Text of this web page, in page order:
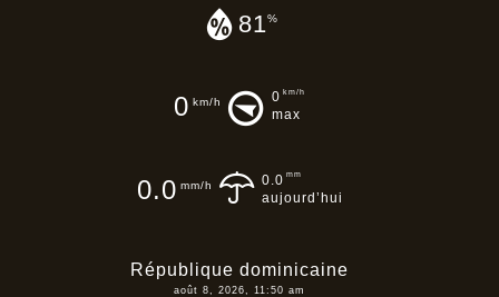
81%
0 km/h 0 km/h
max
0.0 mm/h 0.0 mm
aujourd’hui
République dominicaine
août 8, 2026, 11:50 am